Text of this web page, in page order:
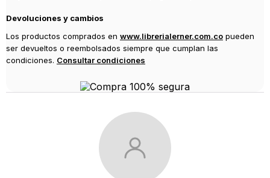
Devoluciones y cambios
Los productos comprados en www.librerialerner.com.co pueden
ser devueltos o reembolsados siempre que cumplan las
condiciones. Consultar condiciones